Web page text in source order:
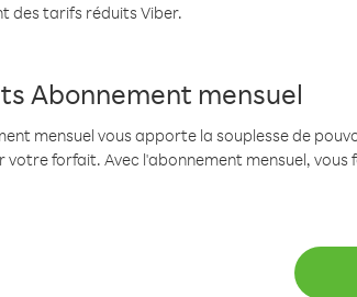
des tarifs réduits Viber.
Abonnement mensuel
mensuel vous apporte la souplesse de
votre forfait. Avec l'abonnement mensuel, vous